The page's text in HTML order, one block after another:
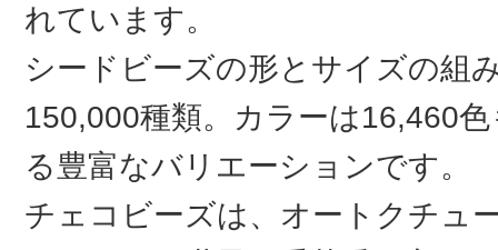
れています。
シードビーズの形とサイズの組
150,000種類。カラーは16,460
る豊富なバリエーションです。
チェコビーズは、オートクチュ